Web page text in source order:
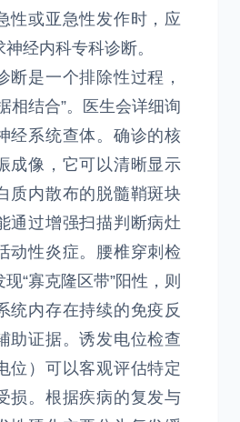
性或亚急性发作时，应
经内科专科诊断。
断是一个排除性过程，
相结合”。医生会详细询
经系统查体。确诊的核
成像，它可以清晰显示
质内散布的脱髓鞘斑块
通过增强扫描判断病灶
动性炎症。腰椎穿刺检
“寡克隆区带”阳性，则
统内存在持续的免疫反
助证据。诱发电位检查
位）可以客观评估特定
损。根据疾病的复发与